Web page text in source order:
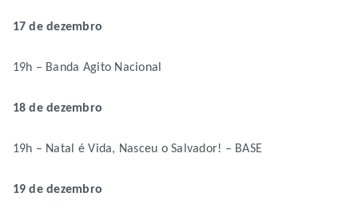
17 de dezembro
19h – Banda Agito Nacional
18 de dezembro
19h – Natal é Vida, Nasceu o Salvador! – BASE
19 de dezembro